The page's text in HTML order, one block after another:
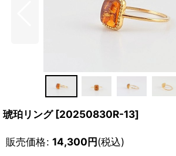
琥珀リング [20250830R-13]
販売価格: 14,300円(税込)